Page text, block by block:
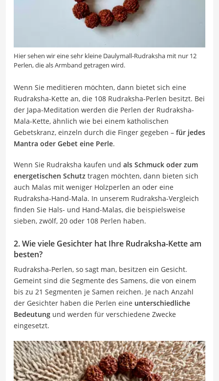
Hier sehen wir eine sehr kleine Daulymall-Rudraksha mit nur 12
Perlen, die als Armband getragen wird.
Wenn Sie meditieren möchten, dann bietet sich eine
Rudraksha-Kette an, die 108 Rudraksha-Perlen besitzt. Bei
der Japa-Meditation werden die Perlen der Rudraksha-
Mala-Kette, ähnlich wie bei einem katholischen
Gebetskranz, einzeln durch die Finger gegeben – für jedes
Mantra oder Gebet eine Perle.
Wenn Sie Rudraksha kaufen und als Schmuck oder zum
energetischen Schutz tragen möchten, dann bieten sich
auch Malas mit weniger Holzperlen an oder eine
Rudraksha-Hand-Mala. In unserem Rudraksha-Vergleich
finden Sie Hals- und Hand-Malas, die beispielsweise
sieben, zwölf, 20 oder 108 Perlen haben.
2. Wie viele Gesichter hat Ihre Rudraksha-Kette am
besten?
Rudraksha-Perlen, so sagt man, besitzen ein Gesicht.
Gemeint sind die Segmente des Samens, die von einem
bis zu 21 Segmenten je Samen reichen. Je nach Anzahl
der Gesichter haben die Perlen eine unterschiedliche
Bedeutung und werden für verschiedene Zwecke
eingesetzt.